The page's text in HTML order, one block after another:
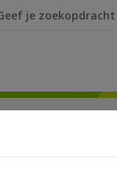
ben op zoek naar